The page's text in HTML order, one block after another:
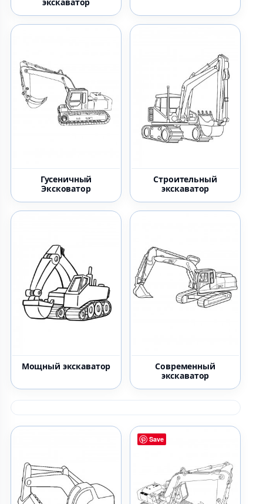
Гусеничный
Эксковатор
Строительный
экскаватор
Мощный экскаватор
Современный
экскаватор
Save